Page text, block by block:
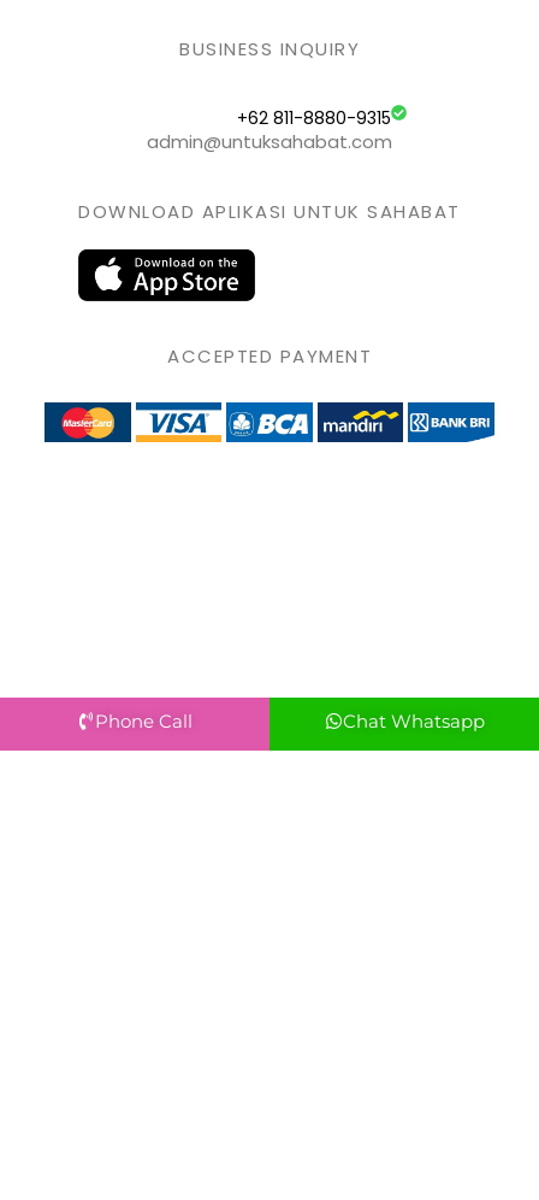
BUSINESS INQUIRY
+62 811-8880-9315
admin@untuksahabat.com
DOWNLOAD APLIKASI UNTUK SAHABAT
ACCEPTED PAYMENT
Phone Call Chat Whatsapp